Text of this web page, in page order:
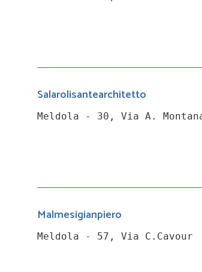
Salarolisantearchitetto
Meldola - 30, Via A.
Malmesigianpiero
Meldola - 57, Via C.Cavour